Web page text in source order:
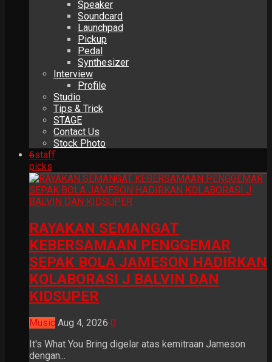
Speaker
Soundcard
Launchpad
Pickup
Pedal
Synthesizer
Interview
Profile
Studio
Tips & Trick
STAGE
Contact Us
Stock Photo
6staff
picks
RAYAKAN SEMANGAT
KEBERSAMAAN PENGGEMAR
SEPAK BOLA JAMESON HADIRKAN
KOLABORASI J BALVIN DAN
KIDSUPER
Music Aug 4, 2026 0
It's What You Bring digelar atas kemitraan Jameson
dengan...